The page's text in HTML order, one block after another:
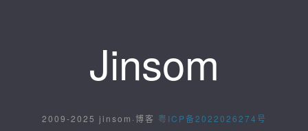
Jinsom
2009-2025 jinsom·博客 粤ICP备2022026274号